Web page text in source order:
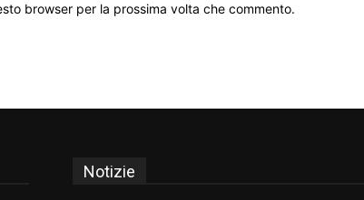
browser per la prossima volta che commento.
Notizie